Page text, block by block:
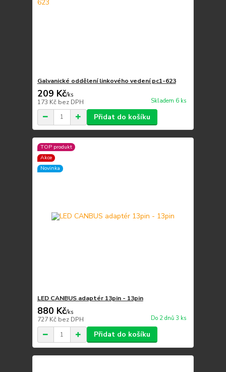
Galvanické oddělení linkového vedení pc1-623
209 Kč/ks
173 Kč bez DPH Skladem 6 ks
Přidat do košíku
TOP produkt
Akce
Novinka
LED CANBUS adaptér 13pin - 13pin
880 Kč/ks
727 Kč bez DPH Do 2 dnů 3 ks
Přidat do košíku